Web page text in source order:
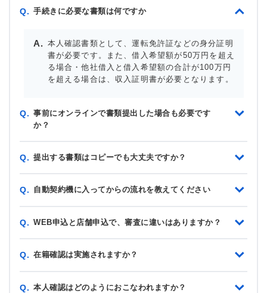
Q. 手続きに必要な書類は何ですか
本人確認書類として、運転免許証などの身分証明
書が必要です。また、借入希望額が50万円を超え
る場合・他社借入と借入希望額の合計が100万円
を超える場合は、収入証明書が必要となります。
Q. 事前にオンラインで書類提出した場合も必要です
か？
Q. 提出する書類はコピーでも大丈夫ですか？
Q. 自動契約機に入ってからの流れを教えてください
Q. WEB申込と店舗申込で、審査に違いはありますか？
Q. 在籍確認は実施されますか？
Q. 本人確認はどのようにおこなわれますか？